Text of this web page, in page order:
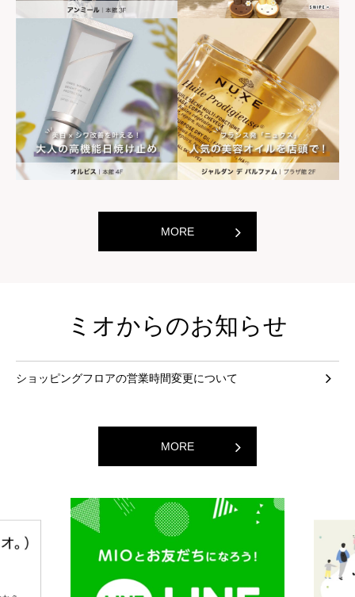
世界の山ちゃん 世界の山ちゃん
[居酒屋]
MORE
ミオからのお知らせ
ショッピングフロアの営業時間変更について
MORE